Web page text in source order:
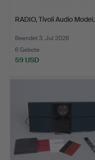
RADIO, Tivoli Audio Model.
Beendet 3. Jul 2026
6 Gebote
59 USD